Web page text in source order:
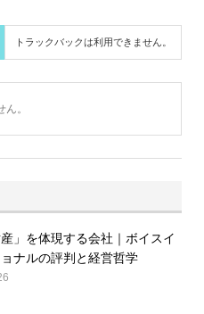
トラックバックは利用できません。
。
産」を体現する会社｜ボイスイ
ナルの評判と経営哲学